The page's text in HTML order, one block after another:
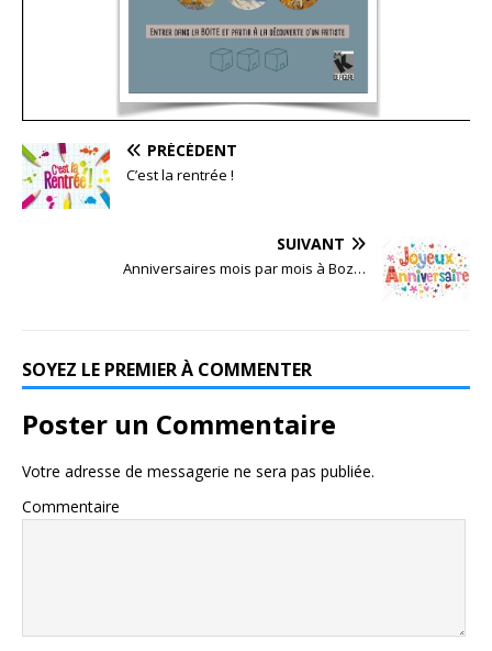
PRÉCÉDENT
C’est la rentrée !
SUIVANT
Anniversaires mois par mois à Boz…
SOYEZ LE PREMIER À COMMENTER
Poster un Commentaire
Votre adresse de messagerie ne sera pas publiée.
Commentaire